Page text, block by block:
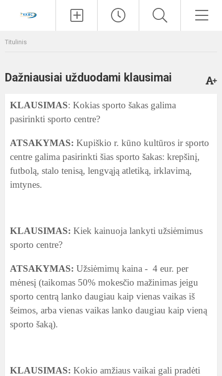
Titulinis
Dažniausiai užduodami klausimai
KLAUSIMAS: Kokias sporto šakas galima
pasirinkti sporto centre?
ATSAKYMAS: Kupiškio r. kūno kultūros ir sporto
centre galima pasirinkti šias sporto šakas: krepšinį,
futbolą, stalo tenisą, lengvąją atletiką, irklavimą,
imtynes.
KLAUSIMAS: Kiek kainuoja lankyti užsiėmimus
sporto centre?
ATSAKYMAS: Užsiėmimų kaina - 4 eur. per
mėnesį (taikomas 50% mokesčio mažinimas jeigu
sporto centrą lanko daugiau kaip vienas vaikas iš
šeimos, arba vienas vaikas lanko daugiau kaip vieną
sporto šaką).
KLAUSIMAS: Kokio amžiaus vaikai gali pradėti